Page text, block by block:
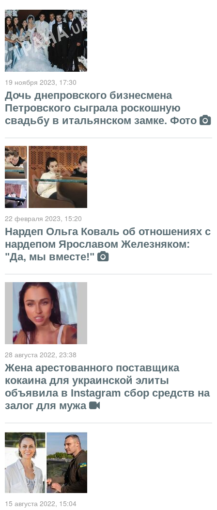
19 ноября 2023, 17:30
Дочь днепровского бизнесмена
Петровского сыграла роскошную
свадьбу в итальянском замке. Фото
22 февраля 2023, 15:20
Нардеп Ольга Коваль об отношениях с
нардепом Ярославом Железняком:
"Да, мы вместе!"
28 августа 2022, 23:38
Жена арестованного поставщика
кокаина для украинской элиты
объявила в Instagram сбор средств на
залог для мужа
15 августа 2022, 15:04